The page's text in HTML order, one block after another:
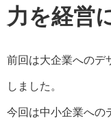
力を経営
前回は大企業へのデ
しました。
今回は中小企業への